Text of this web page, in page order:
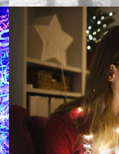
Tv og internett 24.
7 triks for å få
Det er lite som skaper
adventslysestaker og
faktisk kan bli dårligere
Les mer